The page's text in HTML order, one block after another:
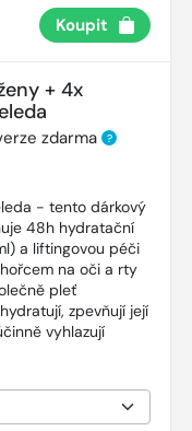
Koupit
+ 4x
zdarma ?
- tento dárkový
48h hydratační
a liftingovou péči
na oči a rty
pleť
zpevňují její
vyhlazují